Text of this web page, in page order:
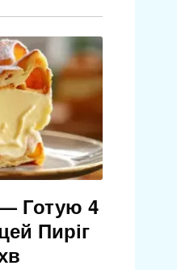
— Готую 4
Пиріг